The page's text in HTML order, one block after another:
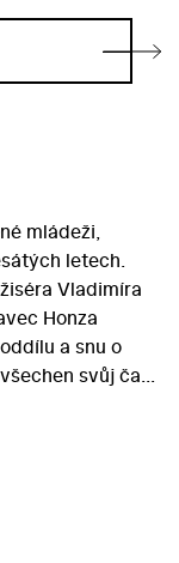
mládeži,
letech.
Vladimíra
Honza
a snu o
svůj čas.